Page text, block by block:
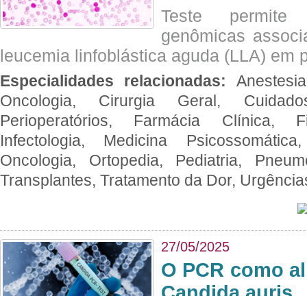
Teste permite
genômicas
leucemia linfoblástica aguda (LLA) em
Especialidades relacionadas:
Oncologia, Cirurgia Geral,
Perioperatórios, Farmácia Clínica,
Infectologia, Medicina
Oncologia, Ortopedia, Pediatria,
Transplantes, Tratamento da Dor,
27/05/2025
O PCR como